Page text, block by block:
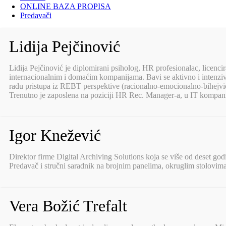
ONLINE BAZA PROPISA
Predavači
Lidija Pejčinović
Lidija Pejčinović je diplomirani psiholog, HR profesionalac,
internacionalnim i domaćim kompanijama. Bavi se aktivno i
radu pristupa iz REBT perspektive (racionalno-emocionalno-
Trenutno je zaposlena na poziciji HR Rec. Manager-a, u IT
Igor Knežević
Direktor firme Digital Archiving Solutions koja se više od deset
Predavač i stručni saradnik na brojnim panelima, okruglim
Vera Božić Trefalt